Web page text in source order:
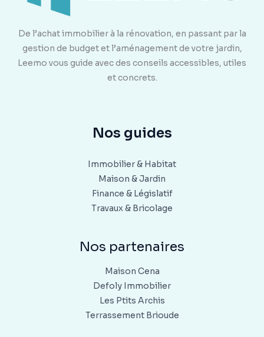
De l’achat immobilier à la rénovation, en passant par la
gestion de budget et l’aménagement de votre jardin,
Leemo vous guide avec des conseils accessibles, utiles
et concrets.
Nos guides
Immobilier & Habitat
Maison & Jardin
Finance & Législatif
Travaux & Bricolage
Nos partenaires
Maison Cena
Defoly Immobilier
Les Ptits Archis
Terrassement Brioude